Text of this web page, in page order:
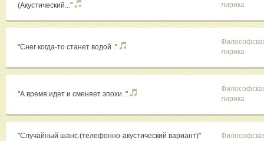
(Акустический..."
лирика
"Снег когда-то станет водой ."
лирика
"А время идет и сменяет эпохи ."
лирика
"Случайный шанс.(телефонно-акустический вариант)"